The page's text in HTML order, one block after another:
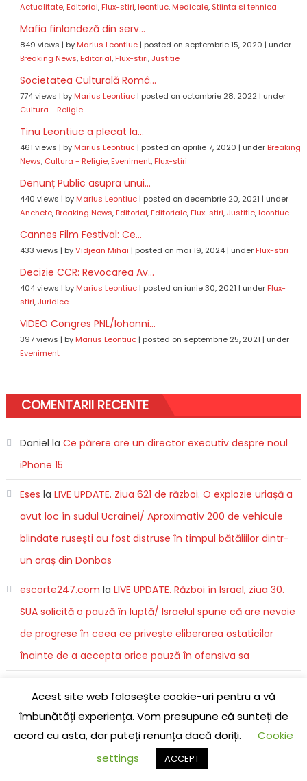
Actualitate, Editorial, Flux-stiri, leontiuc, Medicale, Stiinta si tehnica
Mafia finlandeză din serv...
849 views | by Marius Leontiuc| posted on septembrie 15, 2020 | under
Breaking News, Editorial, Flux-stiri,Justitie
Societatea Culturală Româ...
774 views | by Marius Leontiuc| posted on octombrie 28, 2022| under
Cultura - Religie
Tinu Leontiuc a plecat la...
461 views | by Marius Leontiuc| posted on aprilie 7, 2020 | under Breaking
News, Cultura - Religie, Eveniment, Flux-stiri
Denunț Public asupra unui...
440 views | by Marius Leontiuc| posted on decembrie 20, 2021 | under
Anchete, Breaking News, Editorial, Editoriale, Flux-stiri,Justitie, leontiuc
Cannes Film Festival: Ce...
433 views | byVidjean Mihai | posted on mai 19, 2024| under Flux-stiri
Decizie CCR: Revocarea Av...
404 views | by Marius Leontiuc| posted on iunie 30, 2021 | under Flux-
stiri,Juridice
VIDEO Congres PNL/Iohanni...
397 views | by Marius Leontiuc| posted on septembrie 25, 2021 | under
Eveniment
COMENTARII RECENTE
Daniel la Ce părere are un director executiv despre noul
iPhone 15
Eses la LIVE UPDATE. Ziua 621 de război. O explozie uriașă a
avut loc în sudul Ucrainei/ Aproximativ 200 de vehicule
blindate rusești au fost distruse în timpul bătăliilor dintr-
un oraș din Donbas
escorte247.com la LIVE UPDATE. Război în Israel, ziua 30.
SUA solicită o pauză în luptă/ Israelul spune că are nevoie
de progrese în ceea ce privește eliberarea ostaticilor
înainte de a accepta orice pauză în ofensiva sa
EscortelaLIVE UPDATE. Ziua 529 de război. Sunt raportate
atacuri rusești cu rachete balistice şi hipersonice în toată
Acest site web folosește cookie-uri pentru a vă
îmbunătăți experiența. Vom presupune că sunteți de
acord cu asta, dar puteți renunța dacă doriți.
Cookie
settings
ACCEPT